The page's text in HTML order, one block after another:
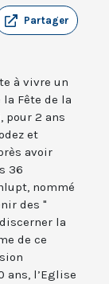
Partager
à vivre un
Fête de la
pour 2 ans
et
avoir
36
nommé
des "
la
de ce
ans, l’Eglise